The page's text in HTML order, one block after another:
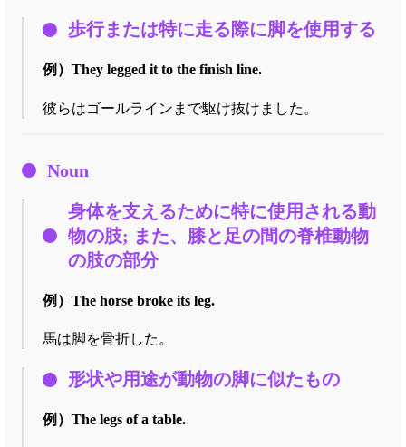
歩行または特に走る際に脚を使用する
例） They legged it to the finish line.
彼らはゴールラインまで駆け抜けました。
Noun
身体を支えるために特に使用される動
物の肢; また、膝と足の間の脊椎動物
の肢の部分
例） The horse broke its leg.
馬は脚を骨折した。
形状や用途が動物の脚に似たもの
例） The legs of a table.